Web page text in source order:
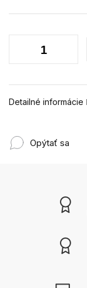
Detailné informácie
Opýtať sa